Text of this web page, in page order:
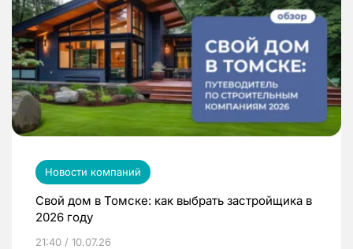
Новости компаний
Свой дом в Томске: как выбрать застройщика в
2026 году
21:40 / 10.07.26